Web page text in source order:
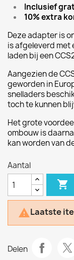
Inclusief
10% extra
Deze adapter is
is afgeleverd met
laden bij een
Aangezien de
geworden in
snelladers
toch te kunnen
Het grote
ombouw is
kan worden van
Aantal

Laatste
Delen